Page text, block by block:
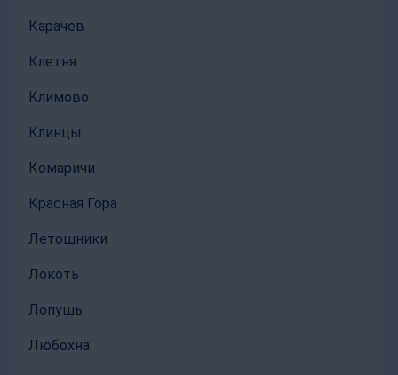
Карачев
Клетня
Климово
Клинцы
Комаричи
Красная Гора
Летошники
Локоть
Лопушь
Любохна